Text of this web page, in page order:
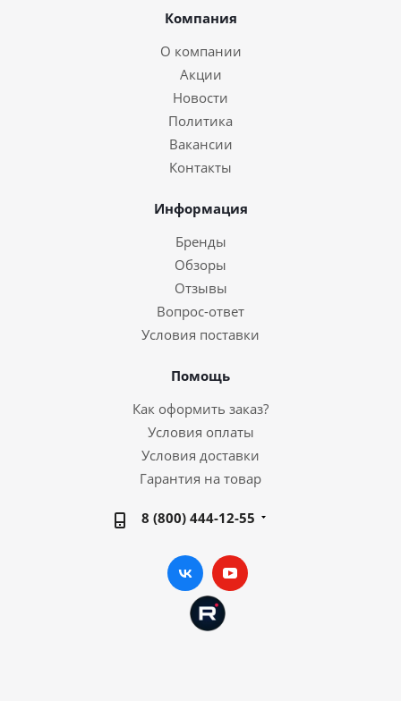
Компания
О компании
Акции
Новости
Политика
Вакансии
Контакты
Информация
Бренды
Обзоры
Отзывы
Вопрос-ответ
Условия поставки
Помощь
Как оформить заказ?
Условия оплаты
Условия доставки
Гарантия на товар
8 (800) 444-12-55